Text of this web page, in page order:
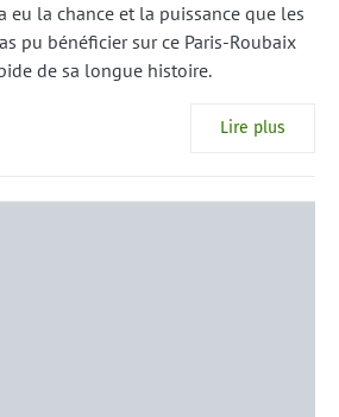
eu la chance et la puissance que les
pu bénéficier sur ce Paris-Roubaix
de sa longue histoire.
Lire plus